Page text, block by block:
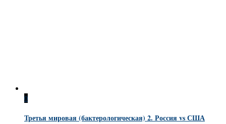
0
Третья мировая (бактерологическая) 2. Россия vs США